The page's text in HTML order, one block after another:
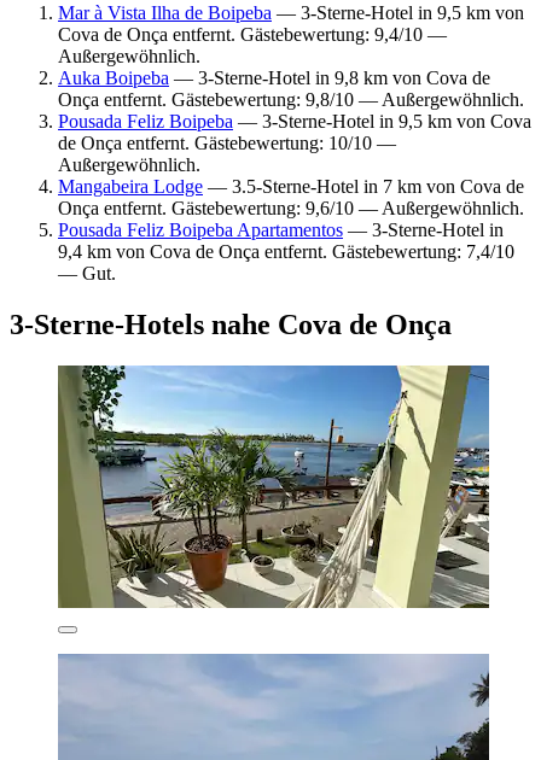
Mar à Vista Ilha de Boipeba — 3-Sterne-Hotel in 9,5 km von
Cova de Onça entfernt. Gästebewertung: 9,4/10 —
Außergewöhnlich.
Auka Boipeba — 3-Sterne-Hotel in 9,8 km von Cova de
Onça entfernt. Gästebewertung: 9,8/10 — Außergewöhnlich.
Pousada Feliz Boipeba — 3-Sterne-Hotel in 9,5 km von Cova
de Onça entfernt. Gästebewertung: 10/10 —
Außergewöhnlich.
Mangabeira Lodge — 3.5-Sterne-Hotel in 7 km von Cova de
Onça entfernt. Gästebewertung: 9,6/10 — Außergewöhnlich.
Pousada Feliz Boipeba Apartamentos — 3-Sterne-Hotel in
9,4 km von Cova de Onça entfernt. Gästebewertung: 7,4/10
— Gut.
3-Sterne-Hotels nahe Cova de Onça